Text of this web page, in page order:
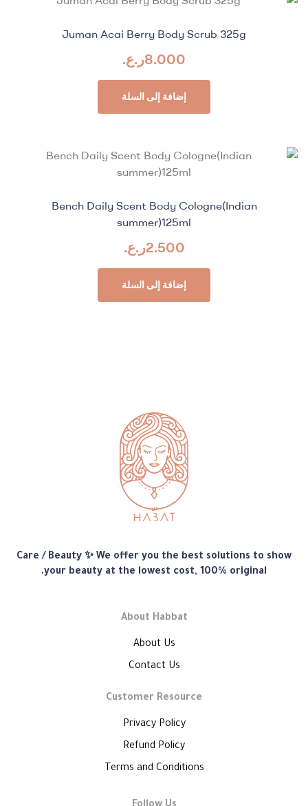
Juman Acai Berry Body Scrub 325g
8.000ر.ع.
إضافة إلى السلة
Bench Daily Scent Body Cologne(Indian
summer)125ml
2.500ر.ع.
إضافة إلى السلة
متجر
هبّات
Care / Beauty ✨ We offer you the best solutions to show
your beauty at the lowest cost, 100% original.
About Habbat
About Us
Contact Us
Customer Resource
Privacy Policy
Refund Policy
Terms and Conditions